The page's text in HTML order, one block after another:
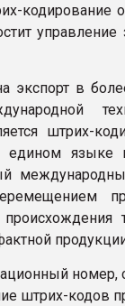
кодирование
управление
экспорт в
штрих-
едином языке
номер,
штрих-кодов